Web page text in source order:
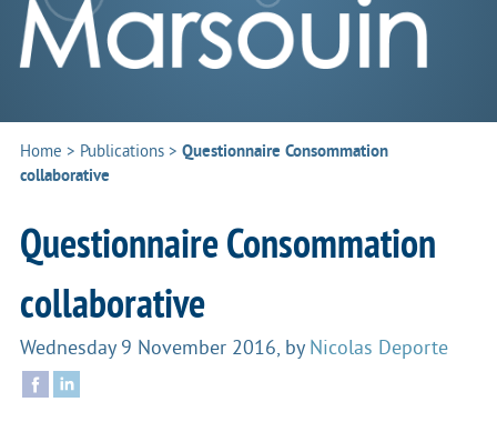
Home > Publications > Questionnaire Consommation
collaborative
Questionnaire Consommation
collaborative
Wednesday 9 November 2016, by Nicolas Deporte